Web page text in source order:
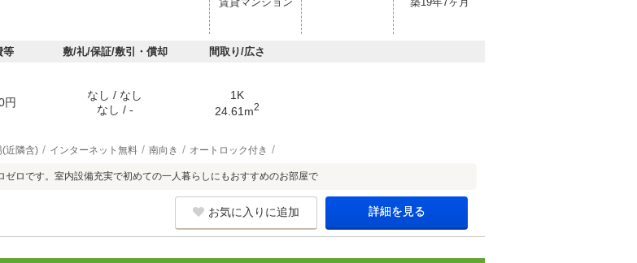
等 敷/礼/保証/敷引・償却 間取り/広さ
円
なし / なし
なし / -
1K
24.61m2
(近隣含) インターネット無料 南向き オートロック付き
ゼロです。室内設備充実で初めての一人暮らしにもおすすめのお部屋で
お気に入りに追加 詳細を見る